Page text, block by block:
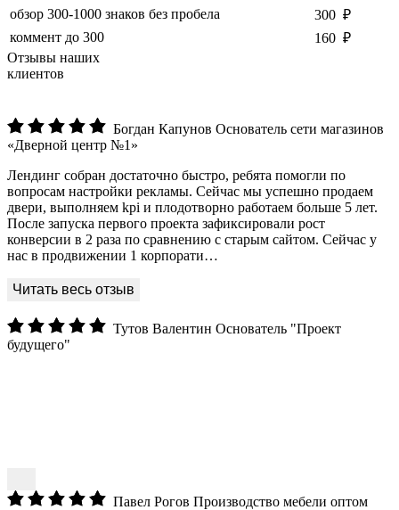
обзор 300-1000 знаков без пробела
300 ₽
коммент до 300
160 ₽
Отзывы наших
клиентов
Богдан Капунов Основатель сети магазинов
«Дверной центр №1»
Лендинг собран достаточно быстро, ребята помогли по
вопросам настройки рекламы. Сейчас мы успешно продаем
двери, выполняем kpi и плодотворно работаем больше 5 лет.
После запуска первого проекта зафиксировали рост
конверсии в 2 раза по сравнению с старым сайтом. Сейчас у
нас в продвижении 1 корпорати…
Тутов Валентин Основатель "Проект
будущего"
Павел Рогов Производство мебели оптом